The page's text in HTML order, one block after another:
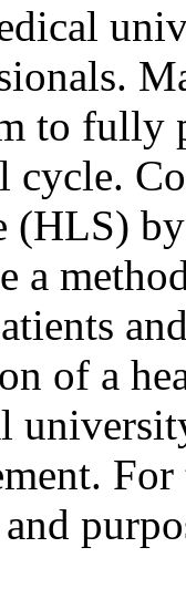
to fully
cycle.
(HLS)
a
of a